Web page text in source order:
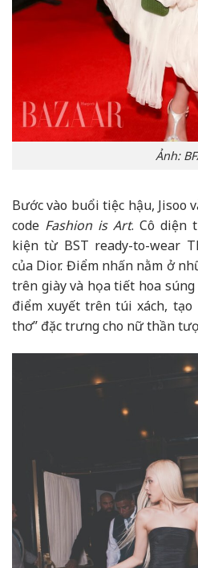
Ảnh:
Bước vào buổi tiệc hậu, Jisoo
code Fashion is Art. Cô diện
kiện từ BST ready-to-wear
của Dior. Điểm nhấn nằm ở
trên giày và họa tiết hoa
điểm xuyết trên túi xách,
thơ” đặc trưng cho nữ thần